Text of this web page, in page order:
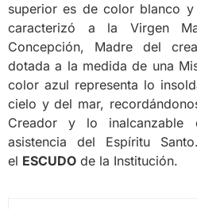
superior es de color blanco
caracterizó a la Virgen
Concepción, Madre del
dotada a la medida de una
color azul representa lo
cielo y del mar,
Creador y lo
asistencia del Espíritu
el ESCUDO de la Institución.